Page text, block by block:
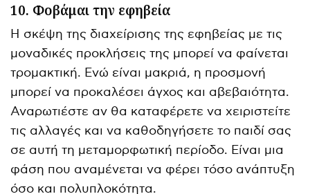
10. Φοβάμαι την εφηβεία
Η σκέψη της διαχείρισης της εφηβείας με τις
μοναδικές προκλήσεις της μπορεί να φαίνεται
τρομακτική. Ενώ είναι μακριά, η προσμονή
μπορεί να προκαλέσει άγχος και αβεβαιότητα.
Αναρωτιέστε αν θα καταφέρετε να χειριστείτε
τις αλλαγές και να καθοδηγήσετε το παιδί σας
σε αυτή τη μεταμορφωτική περίοδο. Είναι μια
φάση που αναμένεται να φέρει τόσο ανάπτυξη
όσο και πολυπλοκότητα.